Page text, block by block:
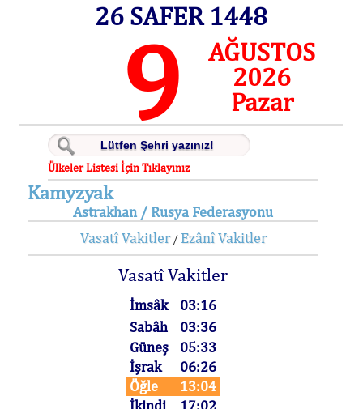
26 SAFER 1448
9
AĞUSTOS
2026
Pazar
Ülkeler Listesi İçin Tıklayınız
Kamyzyak
Astrakhan / Rusya Federasyonu
Vasatî Vakitler/ Ezânî Vakitler
Vasatî Vakitler
İmsâk
03:16
Sabâh
03:36
Güneş
05:33
İşrak
06:26
Öğle
13:04
İkindi
17:02